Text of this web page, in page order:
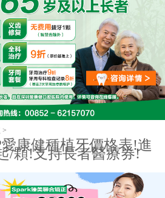
>
康健種植牙價格表!進
/顆!支持長者醫療券!